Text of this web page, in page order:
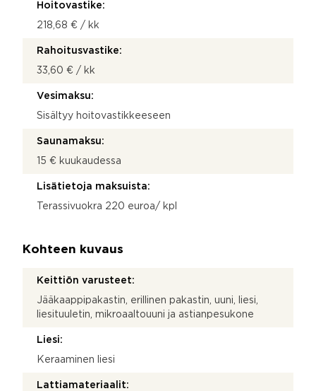
Hoitovastike:
218,68 € / kk
Rahoitusvastike:
33,60 € / kk
Vesimaksu:
Sisältyy hoitovastikkeeseen
Saunamaksu:
15 € kuukaudessa
Lisätietoja maksuista:
Terassivuokra 220 euroa/ kpl
Kohteen kuvaus
Keittiön varusteet:
Jääkaappipakastin, erillinen pakastin, uuni, liesi,
liesituuletin, mikroaaltouuni ja astianpesukone
Liesi:
Keraaminen liesi
Lattiamateriaalit: